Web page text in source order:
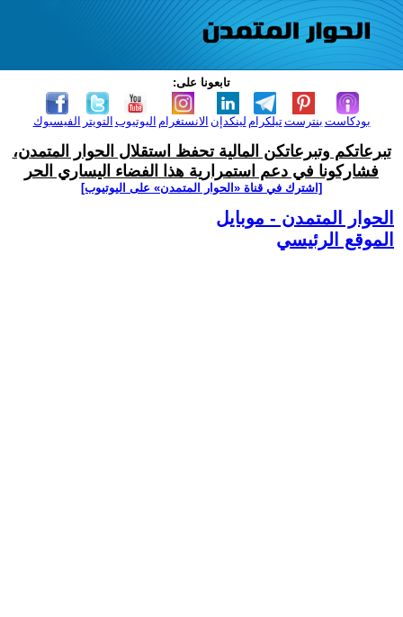
تابعونا على:
الفيسبوك التويتر اليوتيوب الانستغرام لينكدإن تيلكرامبنترست بودكاست
تبرعاتكم وتبرعاتكن المالية تحفظ استقلال الحوار المتمدن،
فشاركونا في دعم استمرارية هذا الفضاء اليساري الحر
[اشترك في قناة ‫«الحوار المتمدن» على اليوتيوب]
الحوار المتمدن - موبايل
الموقع الرئيسي